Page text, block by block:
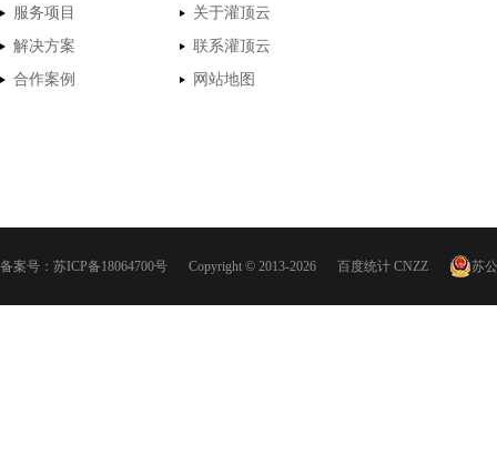
服务项目
关于灌顶云
解决方案
联系灌顶云
合作案例
网站地图
备案号： 苏ICP备18064700号 Copyright © 2013-2026 百度统计 CNZZ 苏